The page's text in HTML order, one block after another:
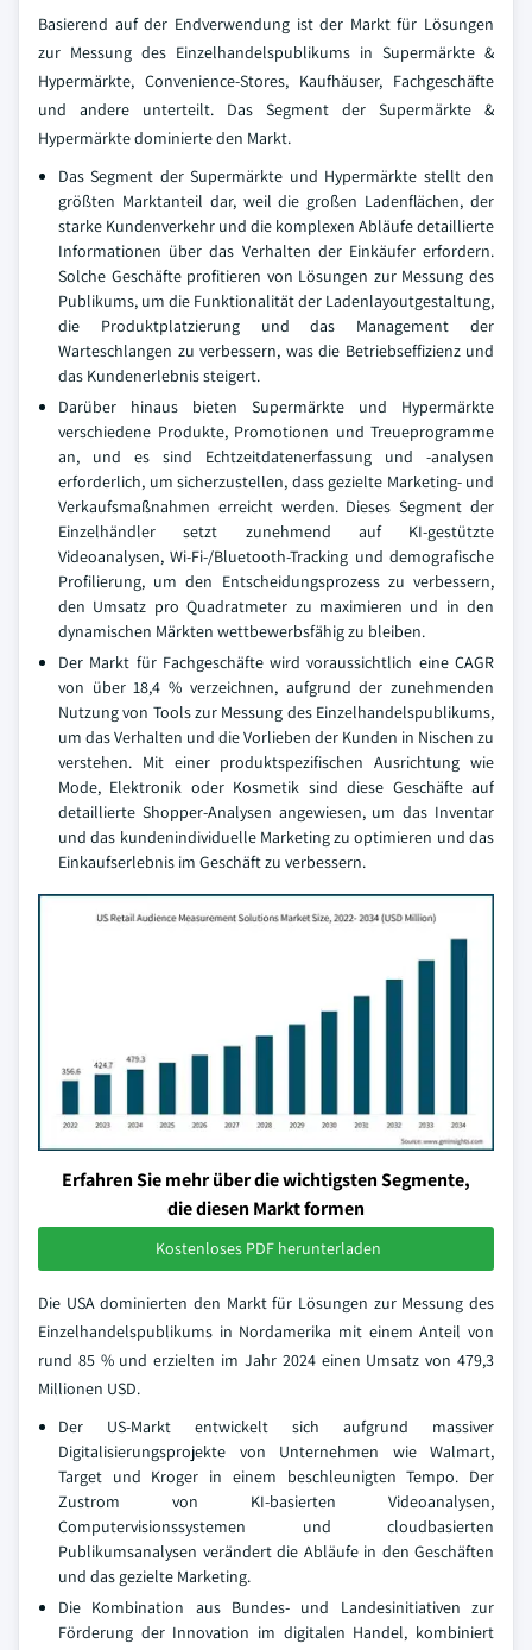
Basierend auf der Endverwendung ist der Markt für Lösungen
zur Messung des Einzelhandelspublikums in Supermärkte &
Hypermärkte, Convenience-Stores, Kaufhäuser, Fachgeschäfte
und andere unterteilt. Das Segment der Supermärkte &
Hypermärkte dominierte den Markt.
Das Segment der Supermärkte und Hypermärkte stellt den
größten Marktanteil dar, weil die großen Ladenflächen, der
starke Kundenverkehr und die komplexen Abläufe detaillierte
Informationen über das Verhalten der Einkäufer erfordern.
Solche Geschäfte profitieren von Lösungen zur Messung des
Publikums, um die Funktionalität der Ladenlayoutgestaltung,
die Produktplatzierung und das Management der
Warteschlangen zu verbessern, was die Betriebseffizienz und
das Kundenerlebnis steigert.
Darüber hinaus bieten Supermärkte und Hypermärkte
verschiedene Produkte, Promotionen und Treueprogramme
an, und es sind Echtzeitdatenerfassung und -analysen
erforderlich, um sicherzustellen, dass gezielte Marketing- und
Verkaufsmaßnahmen erreicht werden. Dieses Segment der
Einzelhändler setzt zunehmend auf KI-gestützte
Videoanalysen, Wi-Fi-/Bluetooth-Tracking und demografische
Profilierung, um den Entscheidungsprozess zu verbessern,
den Umsatz pro Quadratmeter zu maximieren und in den
dynamischen Märkten wettbewerbsfähig zu bleiben.
Der Markt für Fachgeschäfte wird voraussichtlich eine CAGR
von über 18,4 % verzeichnen, aufgrund der zunehmenden
Nutzung von Tools zur Messung des Einzelhandelspublikums,
um das Verhalten und die Vorlieben der Kunden in Nischen zu
verstehen. Mit einer produktspezifischen Ausrichtung wie
Mode, Elektronik oder Kosmetik sind diese Geschäfte auf
detaillierte Shopper-Analysen angewiesen, um das Inventar
und das kundenindividuelle Marketing zu optimieren und das
Einkaufserlebnis im Geschäft zu verbessern.
Erfahren Sie mehr über die wichtigsten Segmente,
die diesen Markt formen
Kostenloses PDF herunterladen
Die USA dominierten den Markt für Lösungen zur Messung des
Einzelhandelspublikums in Nordamerika mit einem Anteil von
rund 85 % und erzielten im Jahr 2024 einen Umsatz von 479,3
Millionen USD.
Der US-Markt entwickelt sich aufgrund massiver
Digitalisierungsprojekte von Unternehmen wie Walmart,
Target und Kroger in einem beschleunigten Tempo. Der
Zustrom von KI-basierten Videoanalysen,
Computervisionssystemen und cloudbasierten
Publikumsanalysen verändert die Abläufe in den Geschäften
und das gezielte Marketing.
Die Kombination aus Bundes- und Landesinitiativen zur
Förderung der Innovation im digitalen Handel, kombiniert